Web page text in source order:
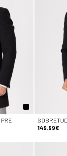
149.99€